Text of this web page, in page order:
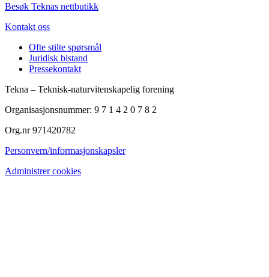
Besøk Teknas nettbutikk
Kontakt oss
Ofte stilte spørsmål
Juridisk bistand
Pressekontakt
Tekna – Teknisk-naturvitenskapelig forening
Organisasjonsnummer: 9 7 1 4 2 0 7 8 2
Org.nr 971420782
Personvern/informasjonskapsler
Administrer cookies